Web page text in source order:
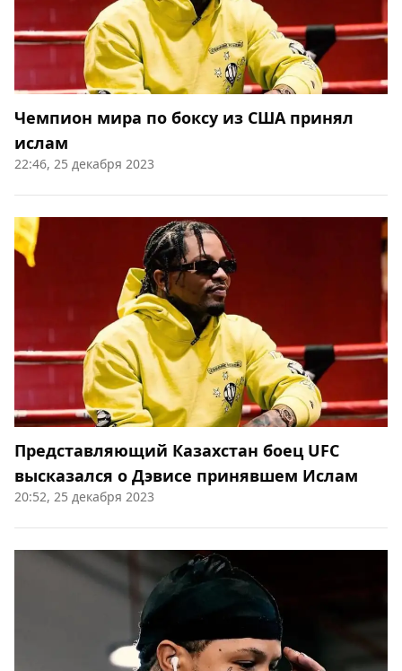
Чемпион мира по боксу из США принял
ислам
22:46, 25 декабря 2023
Представляющий Казахстан боец UFC
высказался о Дэвисе принявшем Ислам
20:52, 25 декабря 2023